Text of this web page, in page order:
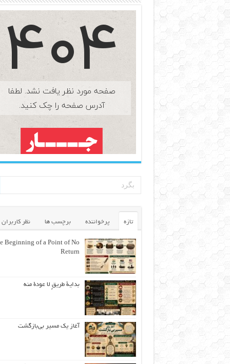
تازه پرخواننده برچسب ها نظر کاربران
Beginning of a Point of No
Return
بداية طريقٍ لا عودة منه
آغاز یک مسیر بی‌بازگشت